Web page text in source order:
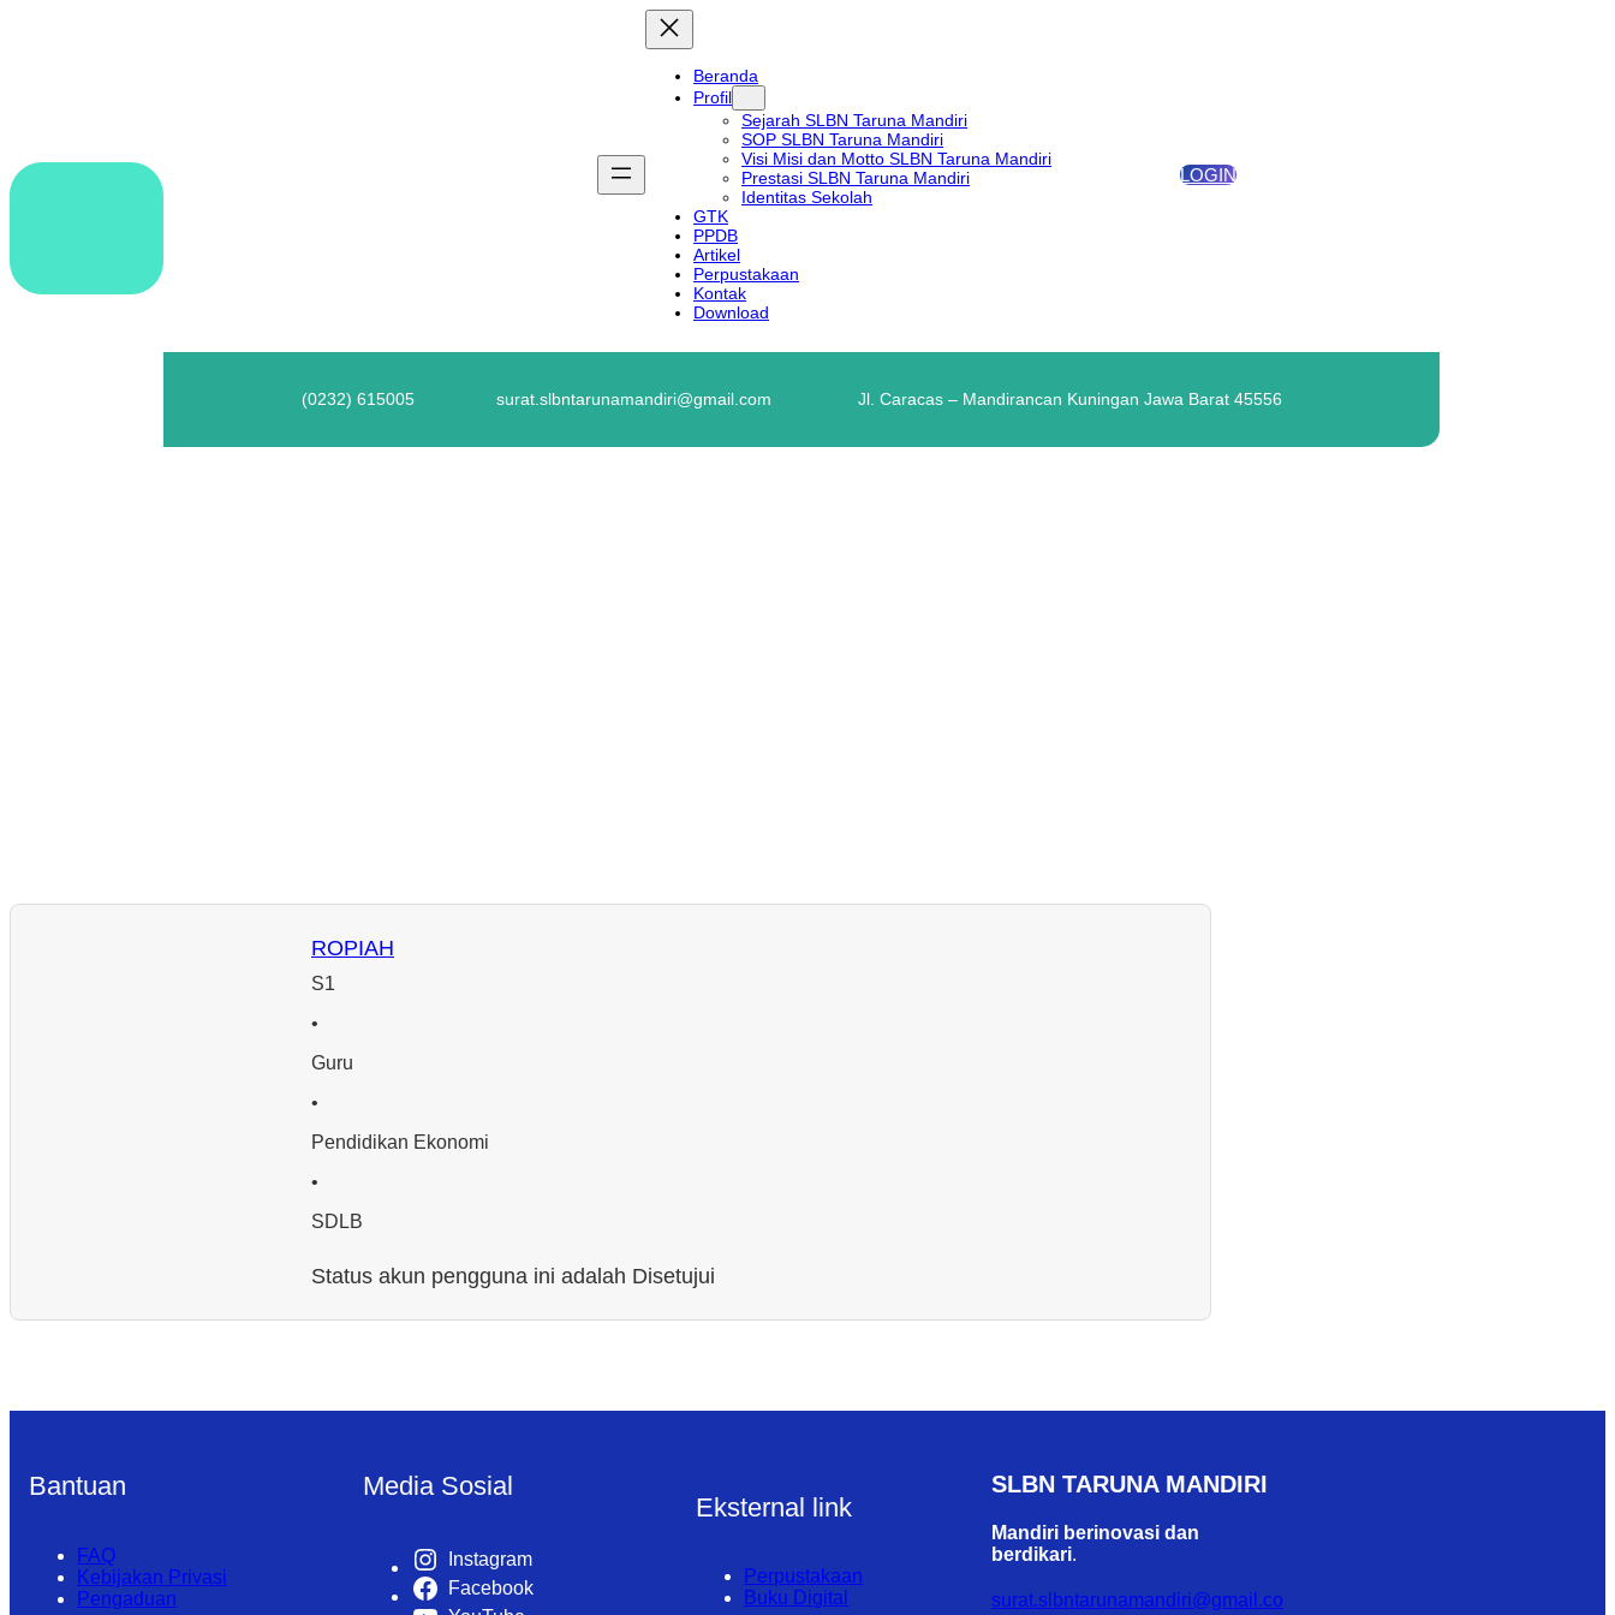
Beranda
Profil
Sejarah SLBN Taruna Mandiri
SOP SLBN Taruna Mandiri
Visi Misi dan Motto SLBN Taruna Mandiri
Prestasi SLBN Taruna Mandiri
Identitas Sekolah
GTK
PPDB
Artikel
Perpustakaan
Kontak
Download
LOGIN
(0232) 615005 surat.slbntarunamandiri@gmail.com Jl. Caracas – Mandirancan Kuningan Jawa Barat 45556
ROPIAH
S1
•
Guru
•
Pendidikan Ekonomi
•
SDLB
Status akun pengguna ini adalah Disetujui
Bantuan
FAQ
Kebijakan Privasi
Pengaduan
Media Sosial
Instagram
Facebook
Eksternal link
Perpustakaan
Buku Digital
SLBN TARUNA MANDIRI
Mandiri berinovasi dan
berdikari.
surat.slbntarunamandiri@gmail.co